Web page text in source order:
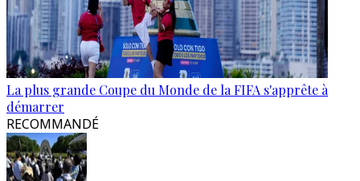
La plus grande Coupe du Monde de la FIFA s'apprête à
démarrer
RECOMMANDÉ